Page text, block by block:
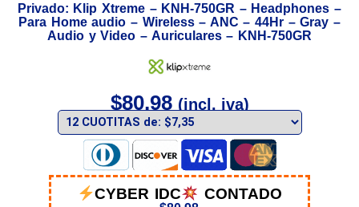
Privado: Klip Xtreme – KNH-750GR – Headphones –
Para Home audio – Wireless – ANC – 44Hr – Gray –
Audio y Video – Auriculares – KNH-750GR
$80,98 (incl. iva)
CYBER IDC CONTADO